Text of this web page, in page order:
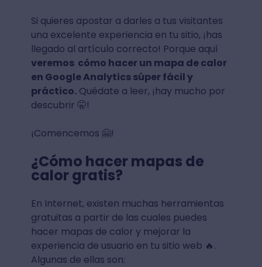
Si quieres apostar a darles a tus visitantes
una excelente experiencia en tu sitio, ¡has
llegado al artículo correcto! Porque aquí
veremos cómo hacer un mapa de calor
en Google Analytics súper fácil y
práctico.Quédate a leer, ¡hay mucho por
descubrir 🤫!
¡Comencemos 🤗!
¿Cómo hacer mapas de
calor gratis?
En Internet, existen muchas herramientas
gratuitas a partir de las cuales puedes
hacer mapas de calor y mejorar la
experiencia de usuario en tu sitio web 🔥.
Algunas de ellas son: